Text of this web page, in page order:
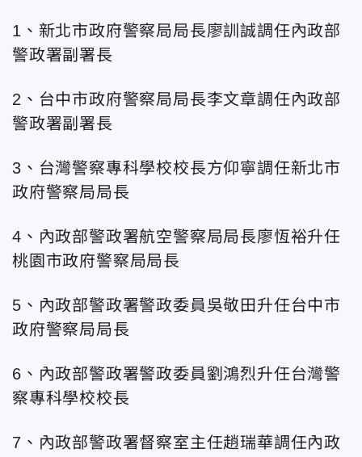
1、新北市政府警察局局長廖訓誠調任內政部
警政署副署長
2、台中市政府警察局局長李文章調任內政部
警政署副署長
3、台灣警察專科學校校長方仰寧調任新北市
政府警察局局長
4、內政部警政署航空警察局局長廖恆裕升任
桃園市政府警察局局長
5、內政部警政署警政委員吳敬田升任台中市
政府警察局局長
6、內政部警政署警政委員劉鴻烈升任台灣警
察專科學校校長
7、內政部警政署督察室主任趙瑞華調任內政